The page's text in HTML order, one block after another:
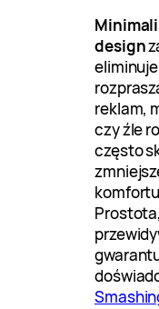
design
reklam,
czy źle
często